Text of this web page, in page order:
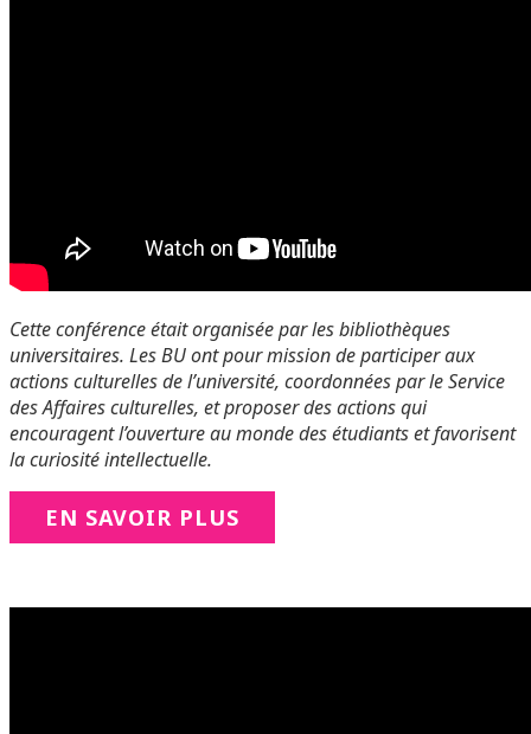
Cette conférence était organisée par les bibliothèques
universitaires. Les BU ont pour mission de participer aux
actions culturelles de l’université, coordonnées par le Service
des Affaires culturelles, et proposer des actions qui
encouragent l’ouverture au monde des étudiants et favorisent
la curiosité intellectuelle.
EN SAVOIR PLUS